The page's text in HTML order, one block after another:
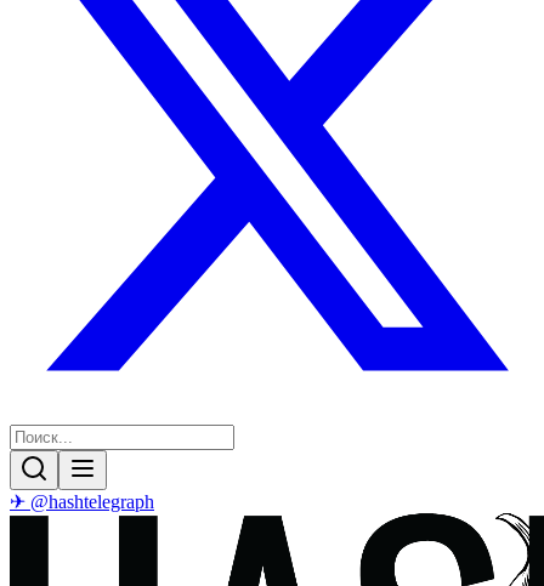
✈ @hashtelegraph